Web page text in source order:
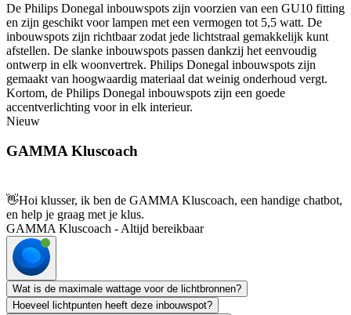
De Philips Donegal inbouwspots zijn voorzien van een GU10 fitting
en zijn geschikt voor lampen met een vermogen tot 5,5 watt. De
inbouwspots zijn richtbaar zodat jede lichtstraal gemakkelijk kunt
afstellen. De slanke inbouwspots passen dankzij het eenvoudig
ontwerp in elk woonvertrek. Philips Donegal inbouwspots zijn
gemaakt van hoogwaardig materiaal dat weinig onderhoud vergt.
Kortom, de Philips Donegal inbouwspots zijn een goede
accentverlichting voor in elk interieur.
Nieuw
GAMMA Kluscoach
👋Hoi klusser, ik ben de GAMMA Kluscoach, een handige chatbot,
en help je graag met je klus.
GAMMA Kluscoach - Altijd bereikbaar
Wat is de maximale wattage voor de lichtbronnen?
Hoeveel lichtpunten heeft deze inbouwspot?